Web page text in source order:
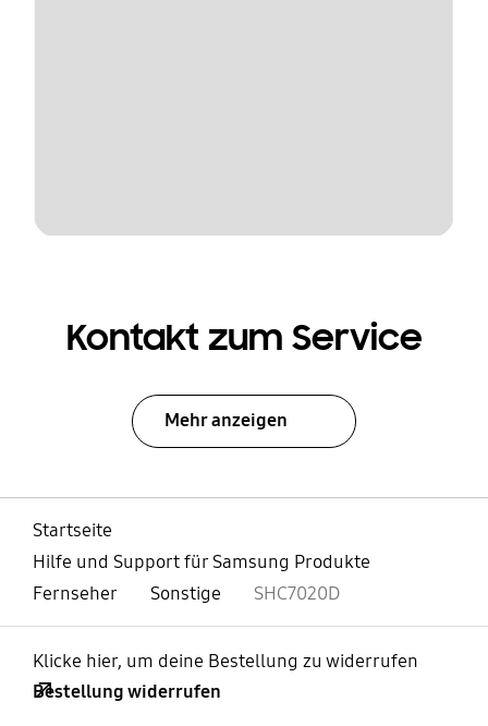
Kontakt zum Service
Mehr anzeigen
Startseite
Hilfe und Support für Samsung Produkte
Fernseher
Sonstige SHC7020D
Klicke hier, um deine Bestellung zu widerrufen
Bestellung widerrufen